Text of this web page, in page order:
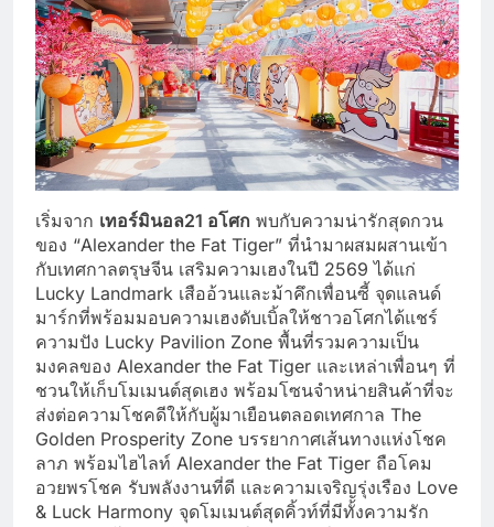
เริ่มจาก เทอร์มินอล21 อโศก พบกับความน่ารักสุดกวน
ของ “Alexander the Fat Tiger” ที่นำมาผสมผสานเข้า
กับเทศกาลตรุษจีน เสริมความเฮงในปี 2569 ได้แก่
Lucky Landmark เสืออ้วนและม้าคึกเพื่อนซี้ จุดแลนด์
มาร์กที่พร้อมมอบความเฮงดับเบิ้ลให้ชาวอโศกได้แชร์
ความปัง Lucky Pavilion Zone พื้นที่รวมความเป็น
มงคลของ Alexander the Fat Tiger และเหล่าเพื่อนๆ ที่
ชวนให้เก็บโมเมนต์สุดเฮง พร้อมโซนจำหน่ายสินค้าที่จะ
ส่งต่อความโชคดีให้กับผู้มาเยือนตลอดเทศกาล The
Golden Prosperity Zone บรรยากาศเส้นทางแห่งโชค
ลาภ พร้อมไฮไลท์ Alexander the Fat Tiger ถือโคม
อวยพรโชค รับพลังงานที่ดี และความเจริญรุ่งเรือง Love
& Luck Harmony จุดโมเมนต์สุดคิ้วท์ที่มีทั้งความรัก